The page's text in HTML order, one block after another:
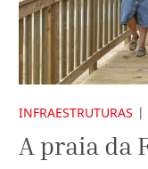
INFRAESTRUTURAS
A praia da